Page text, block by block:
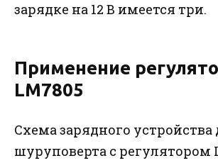
зарядке на 12 В имеется три.
Применение
LM7805
Схема зарядного устройства
шуруповерта с регулятором